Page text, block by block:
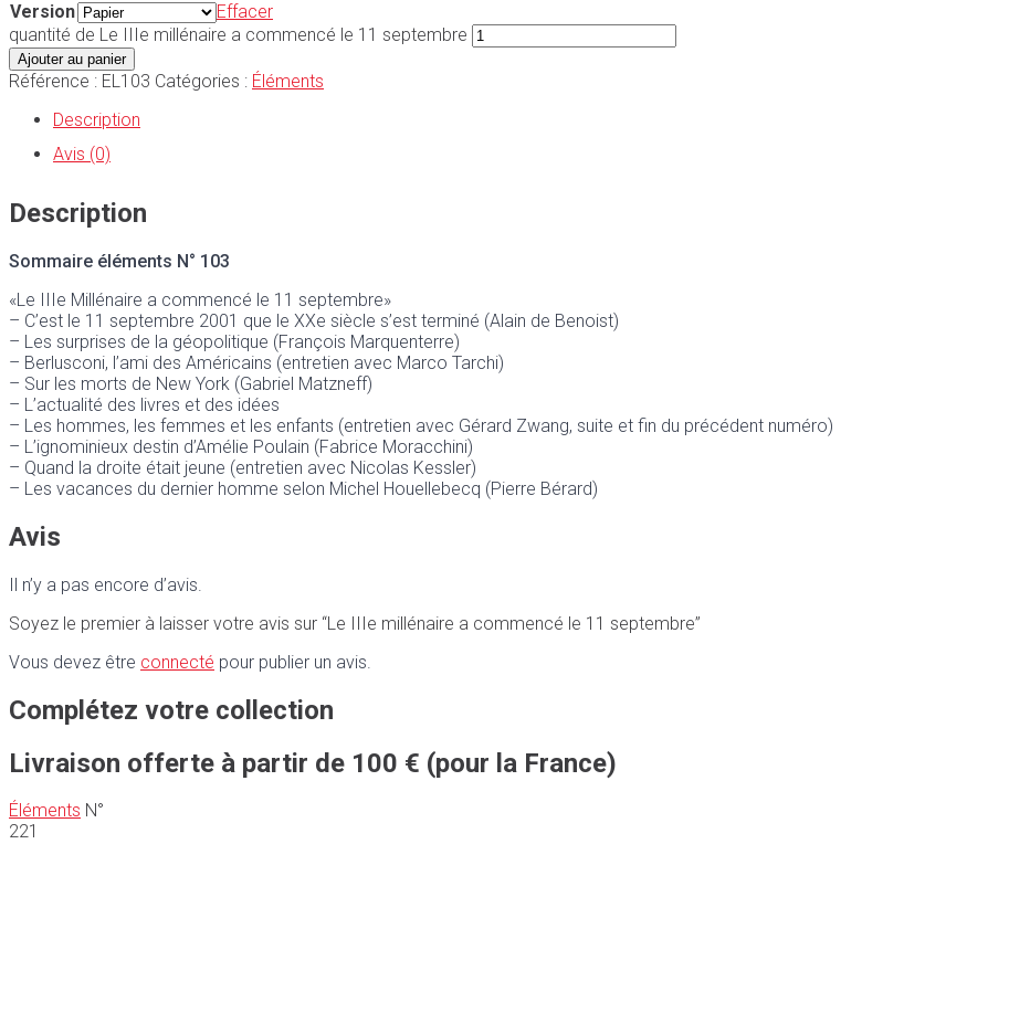
Version
Effacer
quantité de Le IIIe millénaire a commencé le 11 septembre
Ajouter au panier
Référence : EL103 Catégories : Éléments
Description
Avis (0)
Description
Sommaire éléments N° 103
«Le IIIe Millénaire a commencé le 11 septembre»
– C’est le 11 septembre 2001 que le XXe siècle s’est terminé (Alain de Benoist)
– Les surprises de la géopolitique (François Marquenterre)
– Berlusconi, l’ami des Américains (entretien avec Marco Tarchi)
– Sur les morts de New York (Gabriel Matzneff)
– L’actualité des livres et des idées
– Les hommes, les femmes et les enfants (entretien avec Gérard Zwang, suite et fin du précédent numéro)
– L’ignominieux destin d’Amélie Poulain (Fabrice Moracchini)
– Quand la droite était jeune (entretien avec Nicolas Kessler)
– Les vacances du dernier homme selon Michel Houellebecq (Pierre Bérard)
Avis
Il n’y a pas encore d’avis.
Soyez le premier à laisser votre avis sur “Le IIIe millénaire a commencé le 11 septembre”
Vous devez être connecté pour publier un avis.
Complétez votre collection
Livraison offerte à partir de 100 € (pour la France)
Éléments N°
221